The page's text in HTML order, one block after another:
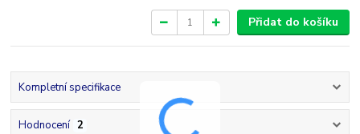
Přidat do košíku
Kompletní specifikace
Hodnocení 2